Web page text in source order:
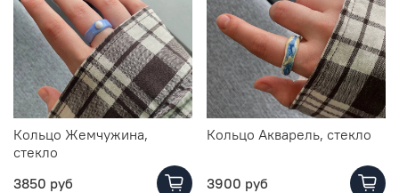
Кольцо Жемчужина,
стекло
3850 руб
Кольцо Акварель, стекло
3900 руб